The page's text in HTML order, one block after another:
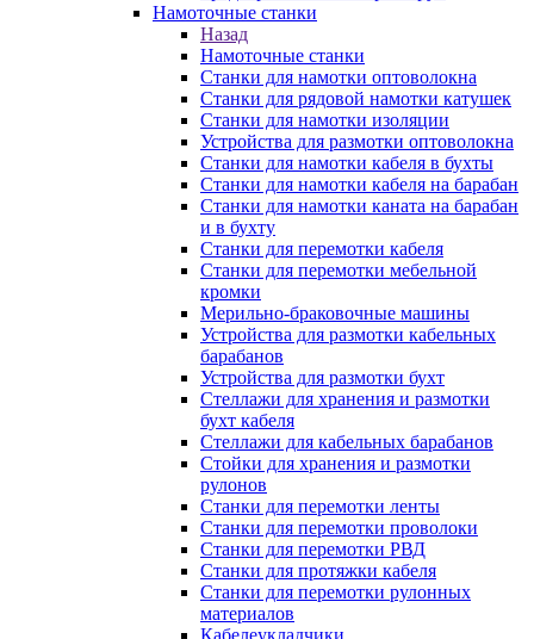
Намоточные станки
Назад
Намоточные станки
Станки для намотки оптоволокна
Станки для рядовой намотки катушек
Станки для намотки изоляции
Устройства для размотки оптоволокна
Станки для намотки кабеля в бухты
Станки для намотки кабеля на барабан
Станки для намотки каната на барабан
и в бухту
Станки для перемотки кабеля
Станки для перемотки мебельной
кромки
Мерильно-браковочные машины
Устройства для размотки кабельных
барабанов
Устройства для размотки бухт
Стеллажи для хранения и размотки
бухт кабеля
Стеллажи для кабельных барабанов
Стойки для хранения и размотки
рулонов
Станки для перемотки ленты
Станки для перемотки проволоки
Станки для перемотки РВД
Станки для протяжки кабеля
Станки для перемотки рулонных
материалов
Кабелеукладчики